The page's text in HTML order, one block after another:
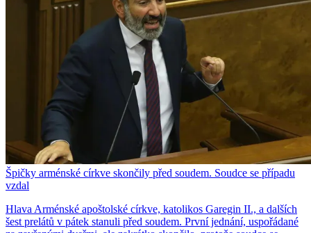
Špičky arménské církve skončily před soudem. Soudce se případu
vzdal
Hlava Arménské apoštolské církve, katolikos Garegin II., a dalších
šest prelátů v pátek stanuli před soudem. První jednání, uspořádané